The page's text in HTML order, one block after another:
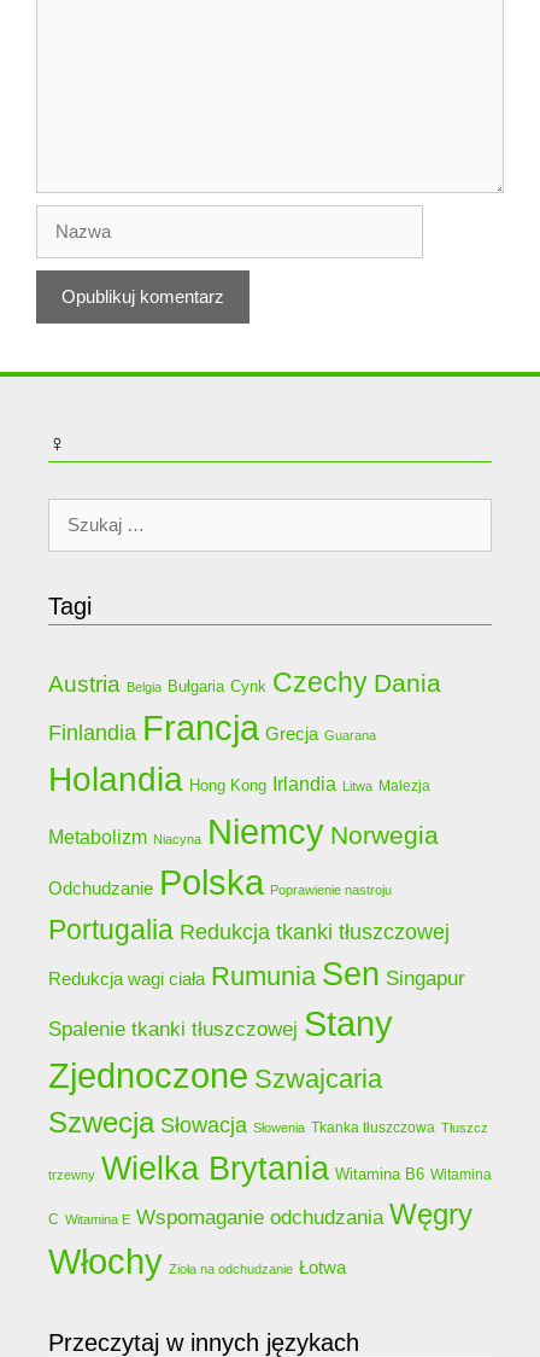
♀
Szukaj:
Tagi
Austria Belgia Bułgaria Cynk Czechy Dania
Finlandia Francja Grecja Guarana
Holandia Hong Kong Irlandia Litwa Malezja
Metabolizm Niacyna Niemcy Norwegia
Odchudzanie Polska Poprawienie nastroju
Portugalia Redukcja tkanki tłuszczowej
Redukcja wagi ciała Rumunia Sen Singapur
Spalenie tkanki tłuszczowej Stany
Zjednoczone Szwajcaria
Szwecja Słowacja Słowenia Tkanka tłuszczowa Tłuszcz
trzewny Wielka Brytania Witamina B6 Witamina
C Witamina E Wspomaganie odchudzania Węgry
Włochy Zioła na odchudzanie Łotwa
Przeczytaj w innych językach